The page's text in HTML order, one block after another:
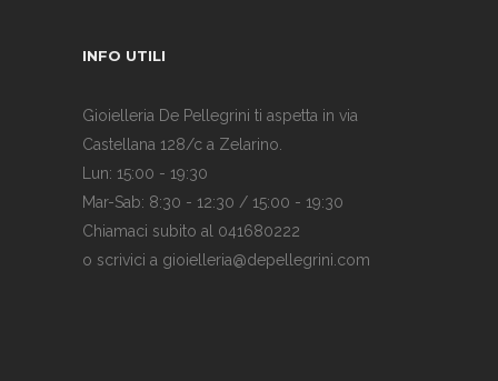
INFO UTILI
Gioielleria De Pellegrini ti aspetta in via
Castellana 128/c a Zelarino.
Lun: 15:00 - 19:30
Mar-Sab: 8:30 - 12:30 / 15:00 - 19:30
Chiamaci subito al 041680222
o scrivici a gioielleria@depellegrini.com